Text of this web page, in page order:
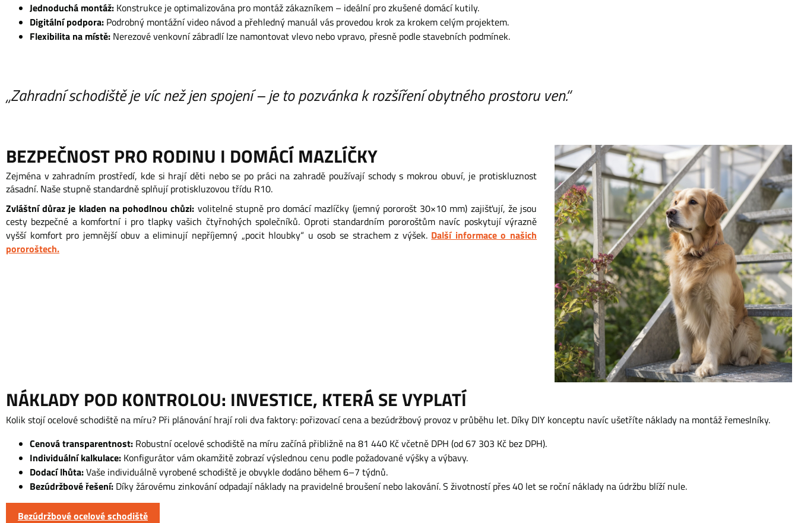
Jednoduchá montáž: Konstrukce je optimalizována pro montáž zákazníkem – ideální pro zkušené domácí kutily.
Digitální podpora: Podrobný montážní video návod a přehledný manuál vás provedou krok za krokem celým projektem.
Flexibilita na místě: Nerezové venkovní zábradlí lze namontovat vlevo nebo vpravo, přesně podle stavebních podmínek.
„Zahradní schodiště je víc než jen spojení – je to pozvánka k rozšíření obytného prostoru ven.“
BEZPEČNOST PRO RODINU I DOMÁCÍ MAZLÍČKY
Zejména v zahradním prostředí, kde si hrají děti nebo se po práci na zahradě používají schody s mokrou obuví, je protiskluznost
zásadní. Naše stupně standardně splňují protiskluzovou třídu R10.
Zvláštní důraz je kladen na pohodlnou chůzi: volitelné stupně pro domácí mazlíčky (jemný pororošt 30×10 mm) zajišťují, že jsou
cesty bezpečné a komfortní i pro tlapky vašich čtyřnohých společníků. Oproti standardním pororoštům navíc poskytují výrazně
vyšší komfort pro jemnější obuv a eliminují nepříjemný „pocit hloubky“ u osob se strachem z výšek. Další informace o našich
pororoštech.
NÁKLADY POD KONTROLOU: INVESTICE, KTERÁ SE VYPLATÍ
Kolik stojí ocelové schodiště na míru? Při plánování hrají roli dva faktory: pořizovací cena a bezúdržbový provoz v průběhu let. Díky DIY konceptu navíc ušetříte náklady na montáž řemeslníky.
Cenová transparentnost: Robustní ocelové schodiště na míru začíná přibližně na 81 440 Kč včetně DPH (od 67 303 Kč bez DPH).
Individuální kalkulace: Konfigurátor vám okamžitě zobrazí výslednou cenu podle požadované výšky a výbavy.
Dodací lhůta:Vaše individuálně vyrobené schodiště je obvykle dodáno během 6–7 týdnů.
Bezúdržbové řešení: Díky žárovému zinkování odpadají náklady na pravidelné broušení nebo lakování. S životností přes 40 let se roční náklady na údržbu blíží nule.
Bezúdržbové ocelové schodiště